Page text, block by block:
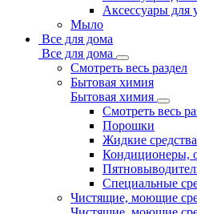
Аксессуары для
Мыло
Все для дома
Все для дома
Смотреть весь раздел
Бытовая химия
Бытовая химия
Смотреть весь
Порошки
Жидкие
Кондиционеры,
Специальные
Чистящие, моющие